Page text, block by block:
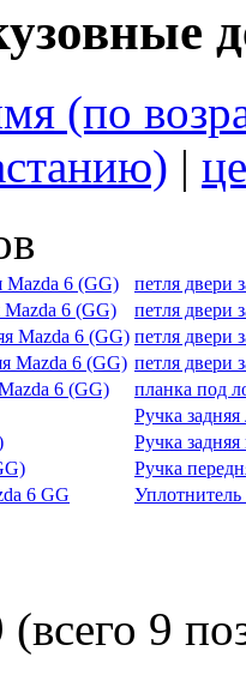
(по
|
Mazda 6 (GG)
петля двери
Mazda 6 (GG)
петля двери
Mazda 6 (GG) петля двери
Mazda 6 (GG) петля двери
6 (GG)
планка под
Ручка
Ручка
Ручка
6 GG
(всего 9